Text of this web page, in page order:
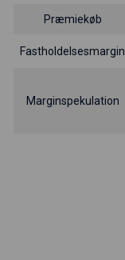
Præmiekøb
Fastholdelsesmargin
Marginspekulation